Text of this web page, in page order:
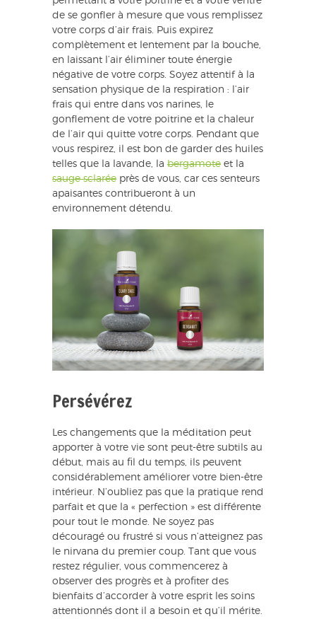
de se gonfler à mesure que vous remplissez
votre corps d’air frais. Puis expirez
complètement et lentement par la bouche,
en laissant l’air éliminer toute énergie
négative de votre corps. Soyez attentif à la
sensation physique de la respiration : l’air
frais qui entre dans vos narines, le
gonflement de votre poitrine et la chaleur
de l’air qui quitte votre corps. Pendant que
vous respirez, il est bon de garder des huiles
telles que la lavande, la bergamote et la
sauge sclarée près de vous, car ces senteurs
apaisantes contribueront à un
environnement détendu.
Persévérez
Les changements que la méditation peut
apporter à votre vie sont peut-être subtils au
début, mais au fil du temps, ils peuvent
considérablement améliorer votre bien-être
intérieur. N’oubliez pas que la pratique rend
parfait et que la « perfection » est différente
pour tout le monde. Ne soyez pas
découragé ou frustré si vous n’atteignez pas
le nirvana du premier coup. Tant que vous
restez régulier, vous commencerez à
observer des progrès et à profiter des
bienfaits d’accorder à votre esprit les soins
attentionnés dont il a besoin et qu’il mérite.